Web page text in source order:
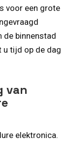
voor een grote
de binnenstad
u tijd op de dag
van
elektronica.